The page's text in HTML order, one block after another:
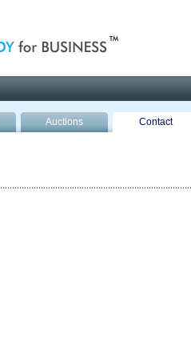
Auctions Contact